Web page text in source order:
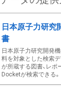
日本原子力研究
書
日本原子力研究開発
料を対象とした検索
が所蔵する図書、レポ
Docketが検索できる。